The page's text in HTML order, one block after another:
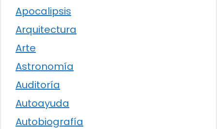
Apocalipsis
Arquitectura
Arte
Astronomía
Auditoría
Autoayuda
Autobiografía